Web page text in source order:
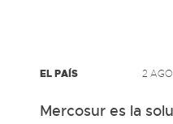
EL PAÍS 2
Mercosur es la